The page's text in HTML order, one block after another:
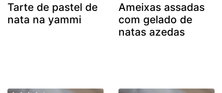
Tarte de pastel de
nata na yammi
Ameixas assadas
com gelado de
natas azedas